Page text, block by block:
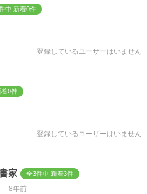
中 新着0件
登録しているユーザーはいません
0件
登録しているユーザーはいません
家 全3件中 新着3件
8年前